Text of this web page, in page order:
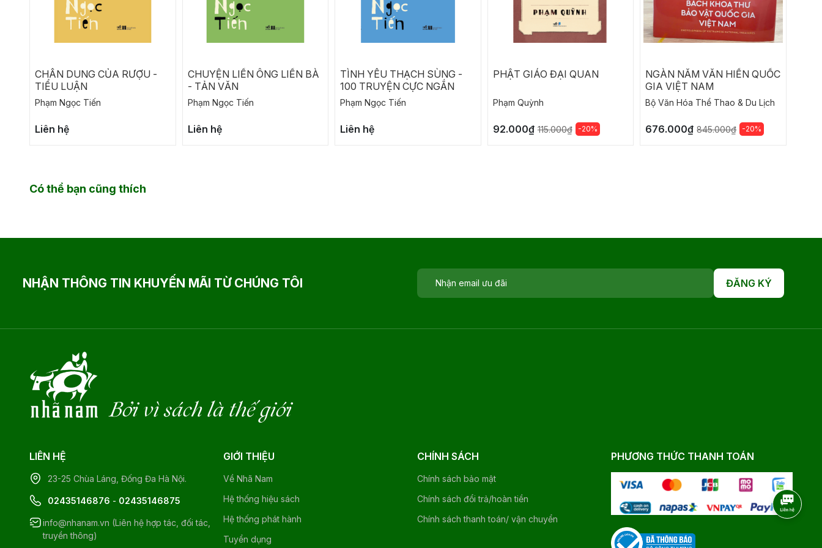
CHÂN DUNG CỦA RƯỢU -
TIỂU LUẬN
Phạm Ngọc Tiến
Liên hệ
CHUYỆN LIỀN ÔNG LIỀN BÀ
- TẢN VĂN
Phạm Ngọc Tiến
Liên hệ
TÌNH YÊU THẠCH SÙNG -
100 TRUYỆN CỰC NGẮN
Phạm Ngọc Tiến
Liên hệ
PHẬT GIÁO ĐẠI QUAN
Phạm Quỳnh
92.000₫ 115.000₫ -20%
NGÀN NĂM VĂN HIẾN QUỐC
GIA VIỆT NAM
Bộ Văn Hóa Thể Thao & Du Lịch
676.000₫ 845.000₫ -20%
Có thể bạn cũng thích
NHẬN THÔNG TIN KHUYẾN MÃI TỪ CHÚNG TÔI ĐĂNG KÝ
Bởi vì sách là thế giới
LIÊN HỆ
23-25 Chùa Láng, Đống Đa Hà Nội.
02435146876 - 02435146875
info@nhanam.vn (Liên hệ hợp tác, đối tác,
truyền thông)
GIỚI THIỆU
Về Nhã Nam
Hệ thống hiệu sách
Hệ thống phát hành
Tuyển dụng
CHÍNH SÁCH
Chính sách bảo mật
Chính sách đổi trả/hoàn tiền
Chính sách thanh toán/ vận chuyển
PHƯƠNG THỨC THANH TOÁN